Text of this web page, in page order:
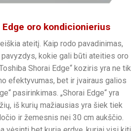
oro kondicionierius
ateitį. Kaip rodo pavadinimas,
pavyzdys, kokie gali būti ateities oro
Shorai Edge“ koziris yra ne tik
efektyvumas, bet ir įvairaus galios
pasirinkimas. „Shorai Edge“ yra
iš kurių mažiausias yra šiek tiek
ir žemesnis nei 30 cm aukščio.